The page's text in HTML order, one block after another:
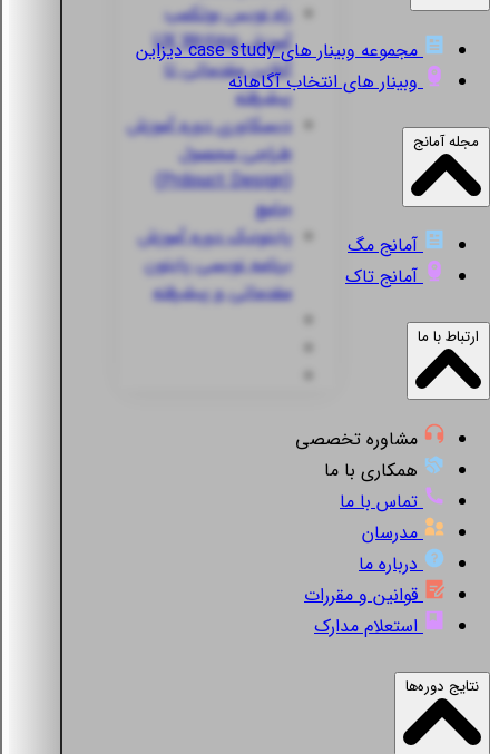
راه نویسبوتکمپ
آموزش UX Writing
آنلاین مقدماتی تا
پیشرفته
دیسکاوریدوره آموزش
طراحی محصول
جامع
پایتونیکدوره آموزش
برنامه نویسی پایتون
مقدماتی و پیشرفته
مجموعه وبینار های case study دیزاین
وبینار های انتخاب آگاهانه
مجله آمانج
آمانج مگ
آمانج تاک
ارتباط با ما
مشاوره تخصصی
همکاری با ما
تماس با ما
مدرسان
درباره ما
قوانین و مقررات
استعلام مدارک
نتایج دوره‌ها